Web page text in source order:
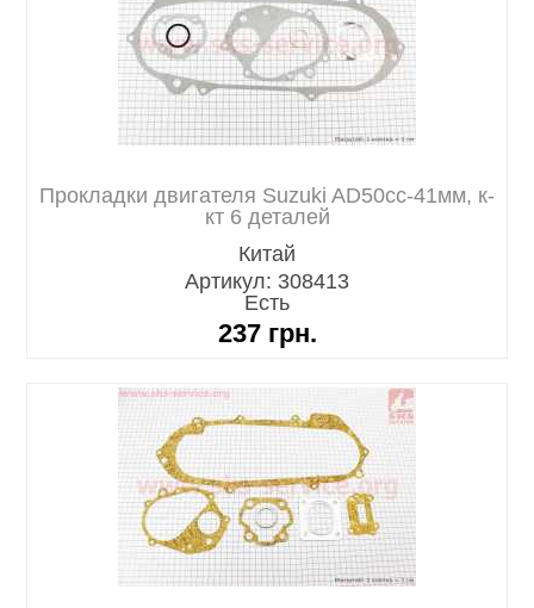
Прокладки двигателя Suzuki AD50cc-41мм, к-
кт 6 деталей
Китай
Артикул: 308413
Есть
237 грн.